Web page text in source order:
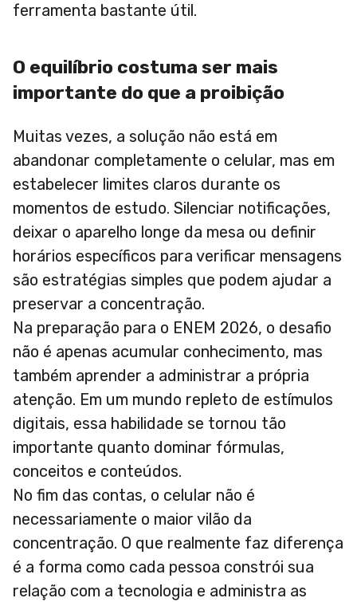
ferramenta bastante útil.
O equilíbrio costuma ser mais
importante do que a proibição
Muitas vezes, a solução não está em
abandonar completamente o celular, mas em
estabelecer limites claros durante os
momentos de estudo. Silenciar notificações,
deixar o aparelho longe da mesa ou definir
horários específicos para verificar mensagens
são estratégias simples que podem ajudar a
preservar a concentração.
Na preparação para o ENEM 2026, o desafio
não é apenas acumular conhecimento, mas
também aprender a administrar a própria
atenção. Em um mundo repleto de estímulos
digitais, essa habilidade se tornou tão
importante quanto dominar fórmulas,
conceitos e conteúdos.
No fim das contas, o celular não é
necessariamente o maior vilão da
concentração. O que realmente faz diferença
é a forma como cada pessoa constrói sua
relação com a tecnologia e administra as